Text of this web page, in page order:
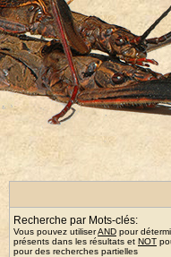
Recherche par Mots-clés:
Vous pouvez utiliserAND pour
présents dans les résultats et NOT
pour des recherches partielles